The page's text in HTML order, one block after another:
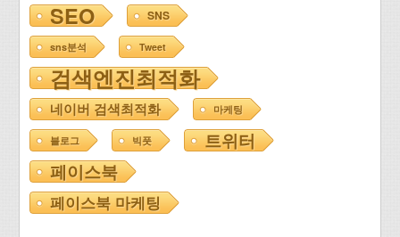
SEO SNS
sns분석 Tweet
검색엔진최적화
네이버 검색최적화 마케팅
블로그 빅풋
트위터
페이스북
페이스북 마케팅